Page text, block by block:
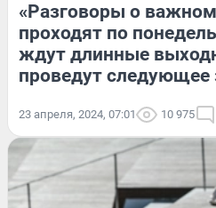
«Разговоры о
проходят по
ждут длинные
проведут следующее
23 апреля, 2024, 07:01 10 975